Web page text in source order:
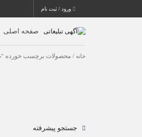
ورود / ثبت نام
صفحه اصلی
خانه / محصولات برچسب خورده
جستجو پیشرفته